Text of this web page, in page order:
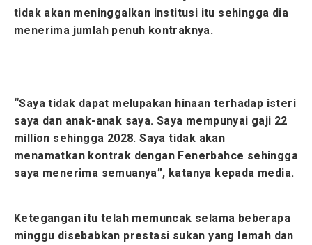
tidak akan meninggalkan institusi itu sehingga dia
menerima jumlah penuh kontraknya.
“Saya tidak dapat melupakan hinaan terhadap isteri
saya dan anak-anak saya. Saya mempunyai gaji 22
million sehingga 2028. Saya tidak akan
menamatkan kontrak dengan Fenerbahce sehingga
saya menerima semuanya”, katanya kepada media.
Ketegangan itu telah memuncak selama beberapa
minggu disebabkan prestasi sukan yang lemah dan